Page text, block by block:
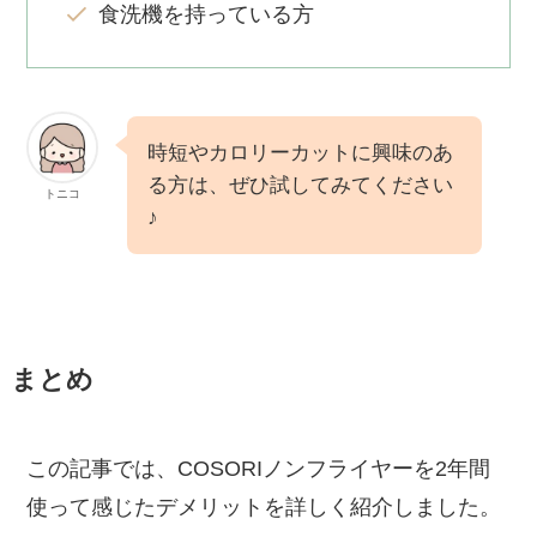
食洗機を持っている方
トニコ
時短やカロリーカットに興味のあ
る方は、ぜひ試してみてください
♪
まとめ
この記事では、COSORIノンフライヤーを2年間
使って感じたデメリットを詳しく紹介しました。